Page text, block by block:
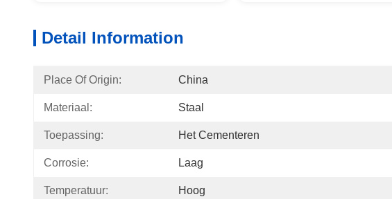
Detail Information
Place Of Origin: China
Materiaal: Staal
Toepassing: Het Cementeren
Corrosie: Laag
Temperatuur: Hoog